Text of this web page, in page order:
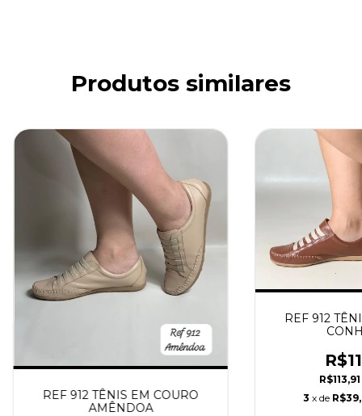
Produtos similares
REF 912 TÊNIS EM COURO
AMÊNDOA
REF 912
R$113,91
3 x de